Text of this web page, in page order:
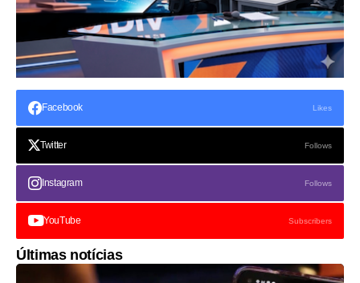
Facebook Likes
Twitter Follows
Instagram Follows
YouTube Subscribers
Últimas notícias